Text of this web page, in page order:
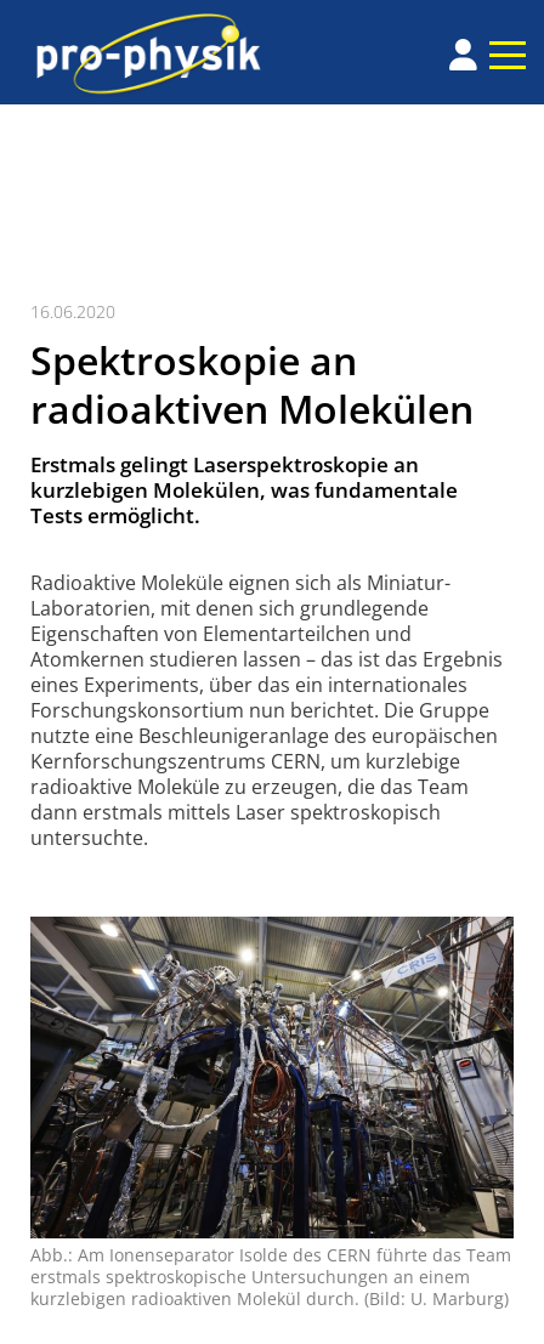
16.06.2020
Spektroskopie an
radioaktiven Molekülen
Erstmals gelingt Laserspektroskopie an
kurzlebigen Molekülen, was fundamentale
Tests ermöglicht.
Radioaktive Moleküle eignen sich als Miniatur-
Laboratorien, mit denen sich grundlegende
Eigenschaften von Elementar­teilchen und
Atomkernen studieren lassen – das ist das Ergebnis
eines Experiments, über das ein internationales
Forschungskonsortium nun berichtet. Die Gruppe
nutzte eine Beschleunigeranlage des europäischen
Kern­forschungs­zentrums CERN, um kurzlebige
radioaktive Moleküle zu erzeugen, die das Team
dann erstmals mittels Laser spektroskopisch
untersuchte.
Abb.: Am Ionen­separator Isolde des CERN führte das Team
erstmals spektro­skopische Unter­suchungen an einem
kurzlebigen radio­aktiven Molekül durch. (Bild: U. Marburg)